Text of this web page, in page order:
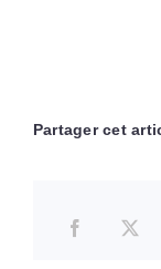
Partager cet